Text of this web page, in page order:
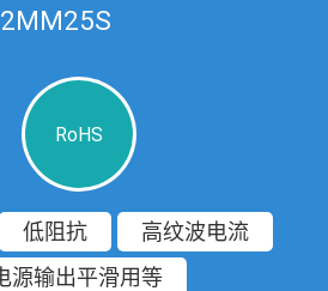
RoHS
低阻抗
高纹波电流
源输出平滑用等